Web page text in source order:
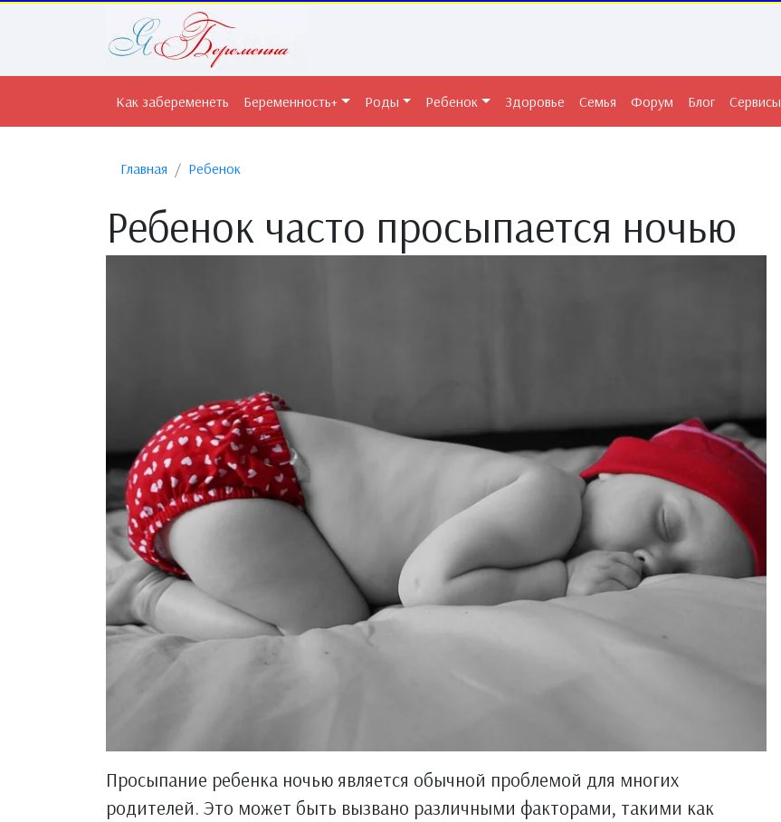
Как забеременеть Беременность+ Роды Ребенок Здоровье Семья Форум Блог Сервисы
Главная Ребенок
Ребенок часто просыпается ночью
Просыпание ребенка ночью является обычной проблемой для многих
родителей. Это может быть вызвано различными факторами, такими как